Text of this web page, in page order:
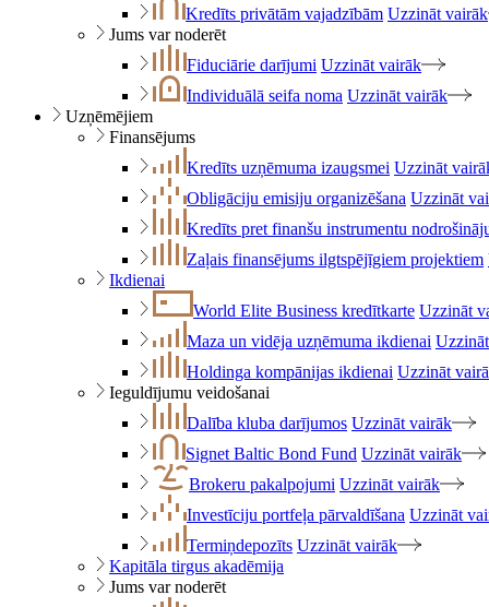
Kredīts privātām vajadzībām Uzzināt vairāk
Jums var noderēt
Fiduciārie darījumi Uzzināt vairāk
Individuālā seifa noma Uzzināt vairāk
Uzņēmējiem
Finansējums
Kredīts uzņēmuma izaugsmei Uzzināt
Obligāciju emisiju organizēšana Uzzināt
Kredīts pret finanšu instrumentu
Zaļais finansējums ilgtspējīgiem projektiem
Ikdienai
World Elite Business kredītkarte Uzzināt
Maza un vidēja uzņēmuma ikdienai
Holdinga kompānijas ikdienai Uzzināt
Ieguldījumu veidošanai
Dalība kluba darījumos Uzzināt vairāk
Signet Baltic Bond Fund Uzzināt vairāk
Brokeru pakalpojumi Uzzināt vairāk
Investīciju portfeļa pārvaldīšana Uzzināt
Termiņdepozīts Uzzināt vairāk
Kapitāla tirgus akadēmija
Jums var noderēt